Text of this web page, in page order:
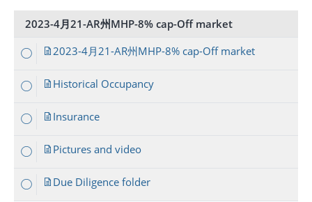
2023-4月21-AR州MHP-8% cap-Off market
2023-4月21-AR州MHP-8% cap-Off market
Historical Occupancy
Insurance
Pictures and video
Due Diligence folder